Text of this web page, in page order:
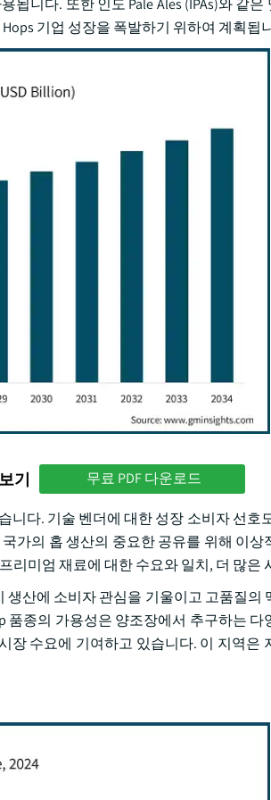
니다. 또한 인도 Pale Ales (IPAs)와 같은
기업 성장을 폭발하기 위하여 계획됩
기 무료 PDF 다운로드
니다. 기술 벤더에 대한 성장 소비자 선호
가의 홉 생산의 중요한 공유를 위해 이상
리미엄 재료에 대한 수요와 일치, 더 많은
산에 소비자 관심을 기울이고 고품질의
종의 가용성은 양조장에서 추구하는 다
장 수요에 기여하고 있습니다. 이 지역은